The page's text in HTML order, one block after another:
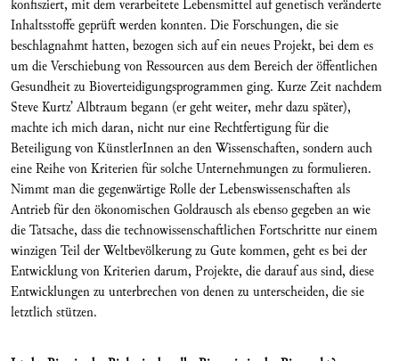
konfisziert, mit dem verarbeitete Lebensmittel auf genetisch veränderte
Inhaltsstoffe geprüft werden konnten. Die Forschungen, die sie
beschlagnahmt hatten, bezogen sich auf ein neues Projekt, bei dem es
um die Verschiebung von Ressourcen aus dem Bereich der öffentlichen
Gesundheit zu Bioverteidigungsprogrammen ging. Kurze Zeit nachdem
Steve Kurtz’ Albtraum begann (er geht weiter, mehr dazu später),
machte ich mich daran, nicht nur eine Rechtfertigung für die
Beteiligung von KünstlerInnen an den Wissenschaften, sondern auch
eine Reihe von Kriterien für solche Unternehmungen zu formulieren.
Nimmt man die gegenwärtige Rolle der Lebenswissenschaften als
Antrieb für den ökonomischen Goldrausch als ebenso gegeben an wie
die Tatsache, dass die technowissenschaftlichen Fortschritte nur einem
winzigen Teil der Weltbevölkerung zu Gute kommen, geht es bei der
Entwicklung von Kriterien darum, Projekte, die darauf aus sind, diese
Entwicklungen zu unterbrechen von denen zu unterscheiden, die sie
letztlich stützen.